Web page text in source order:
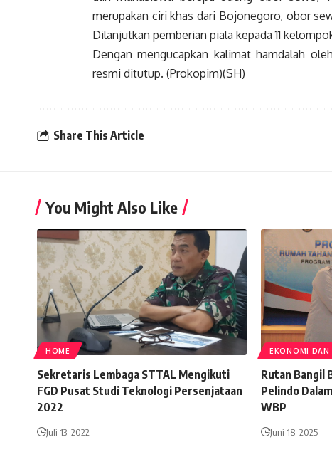
merupakan ciri khas dari Bojonegoro, obor
Dilanjutkan pemberian piala kepada 11
Dengan mengucapkan kalimat hamdalah
resmi ditutup. (Prokopim)(SH)
Share This Article
You Might Also Like
HOME
Sekretaris Lembaga STTAL Mengikuti
FGD Pusat Studi Teknologi Persenjataan
2022
Juli 13, 2022
EKONOMI DAN
Rutan Bangil
Pelindo
WBP
Juni 18, 2025